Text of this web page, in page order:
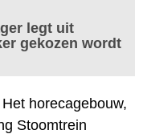
legt uit
gekozen wordt
horecagebouw,
Stoomtrein